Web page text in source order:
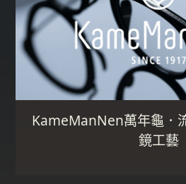
KameManNen萬年龜．
鏡工藝